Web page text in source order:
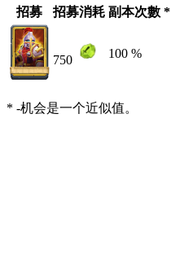
招募 招募消耗 副本次數 *
750 100 %
* -机会是一个近似值。